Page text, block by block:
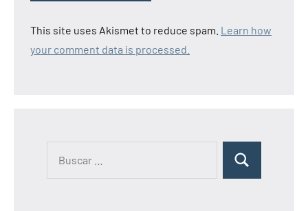
This site uses Akismet to reduce spam. Learn how
your comment data is processed.
B